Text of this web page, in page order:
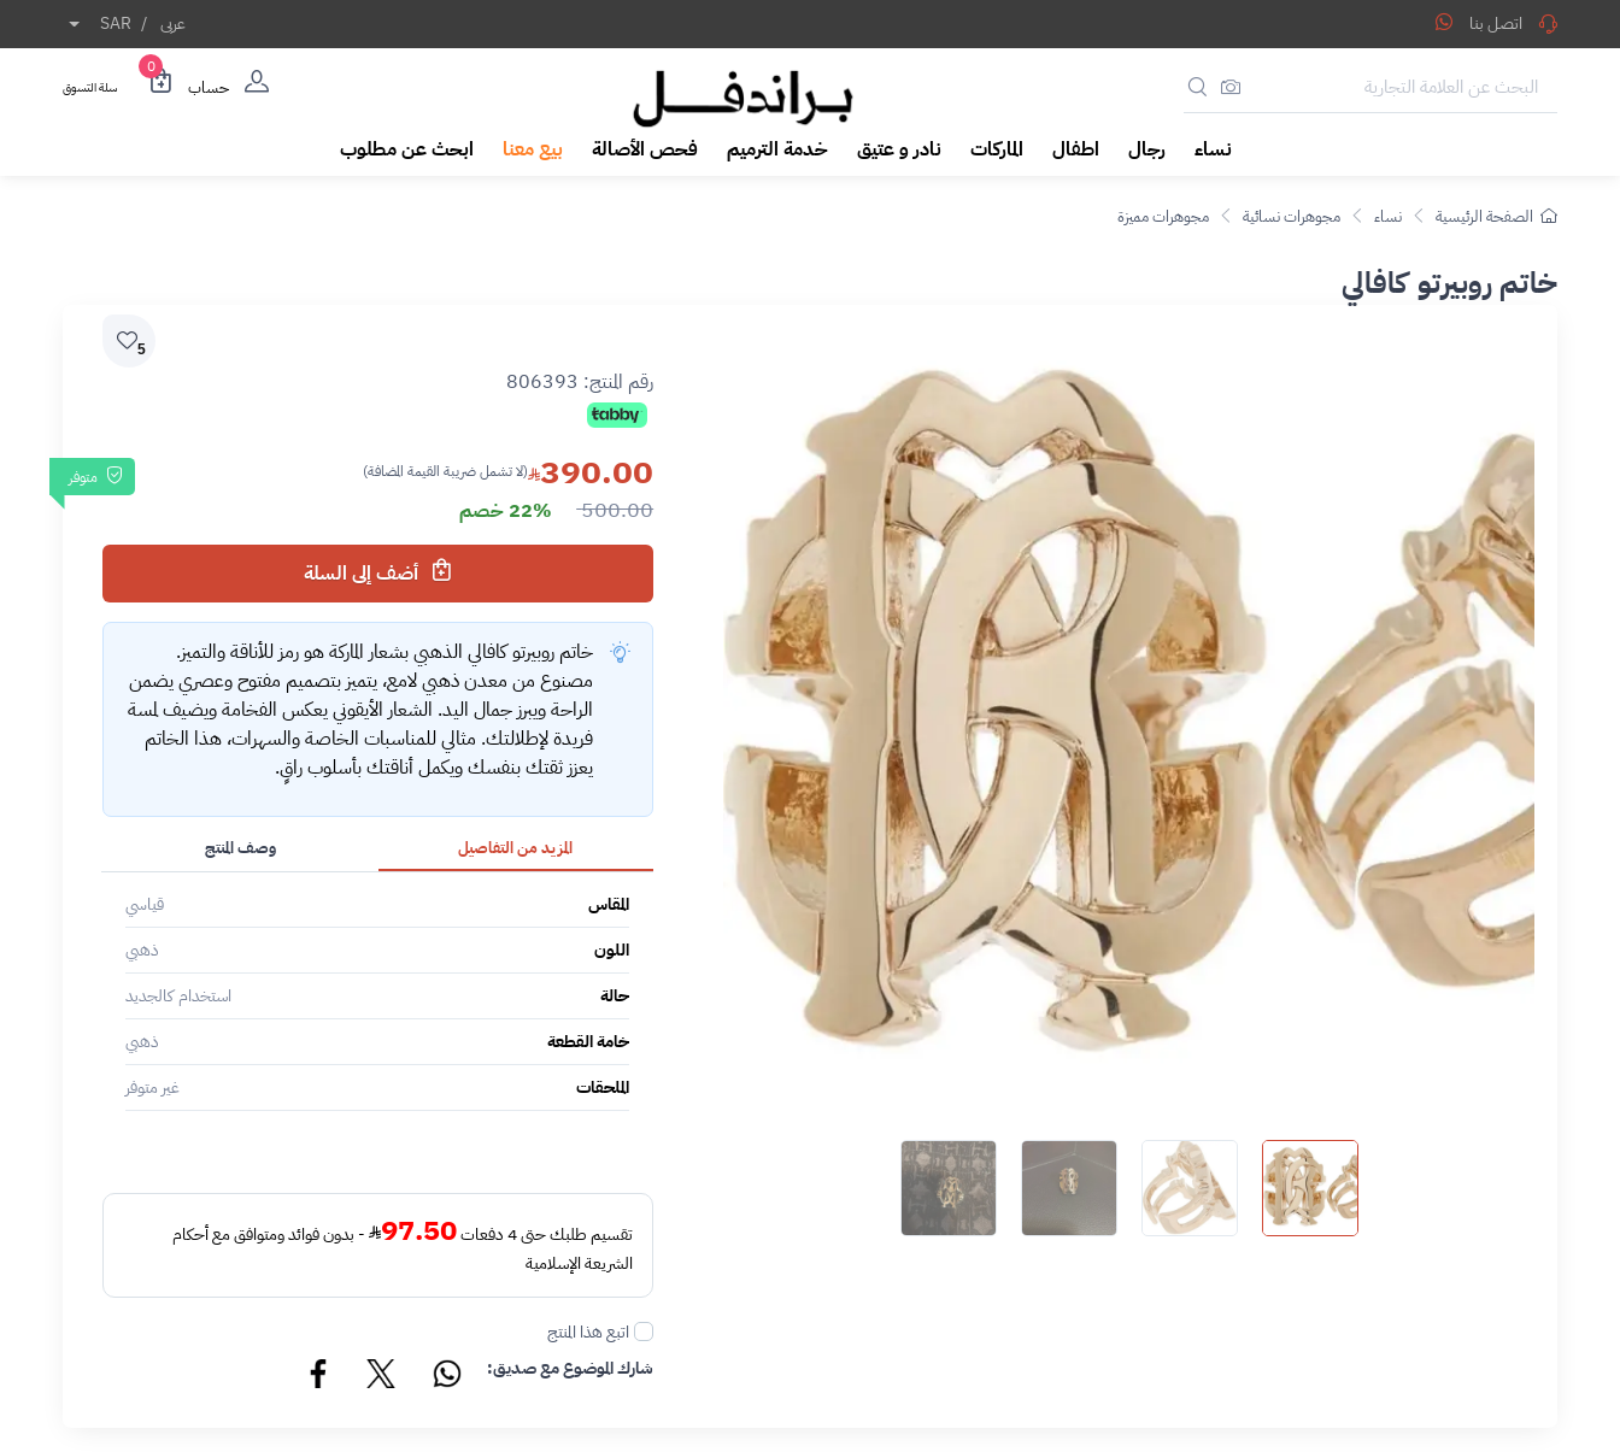
اتصل بنا عربى /
SAR
حساب
0
سلة التسوق
نساء رجال اطفال الماركات نادر و عتيق خدمة الترميم فحص الأصالة بيع معنا ابحث عن مطلوب
الصفحة الرئيسية نساء مجوهرات نسائية مجوهرات مميزة
خاتم روبيرتو كافالي
5
رقم المنتج: 806393
متوفر 390.00 (لا تشمل ضريبة القيمة المضافة)
500.00 22% خصم
أضف إلى السلة
خاتم روبيرتو كافالي الذهبي بشعار الماركة هو رمز للأناقة والتميز.
مصنوع من معدن ذهبي لامع، يتميز بتصميم مفتوح وعصري يضمن
الراحة ويبرز جمال اليد. الشعار الأيقوني يعكس الفخامة ويضيف لمسة
فريدة لإطلالتك. مثالي للمناسبات الخاصة والسهرات، هذا الخاتم
يعزز ثقتك بنفسك ويكمل أناقتك بأسلوب راقٍ.
المزيد من التفاصيل
المقاس
قياسي
اللون
ذهبي
حالة
استخدام كالجديد
خامة القطعة
ذهبي
الملحقات
غير متوفر
وصف المنتج
تقسيم طلبك حتى 4 دفعات 97.50 - بدون فوائد ومتوافق مع أحكام
الشريعة الإسلامية
اتبع هذا المنتج
شارك الموضوع مع صديق: